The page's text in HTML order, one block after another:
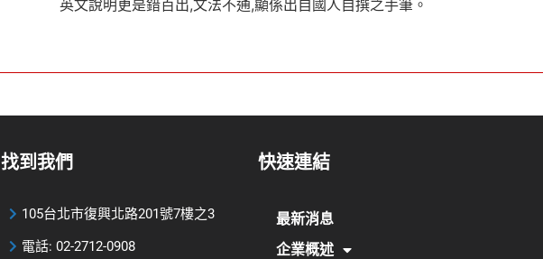
英文說明更是錯百出,文法不通,顯係出自國人自撰之手筆。
找到我們
105台北市復興北路201號7樓之3
電話: 02-2712-0908
快速連結
最新消息
企業概述